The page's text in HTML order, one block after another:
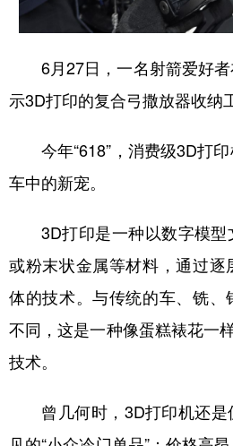
6月27日，一名射箭爱好者
示3D打印的复合弓撒放器收纳
今年“618”，消费级3D打印
车中的新宠。
3D打印是一种以数字模型
或粉末状金属等材料，通过
体的技术。与传统的车、铣
不同，这是一种像蛋糕裱花一
技术。
曾几何时，3D打印机还是